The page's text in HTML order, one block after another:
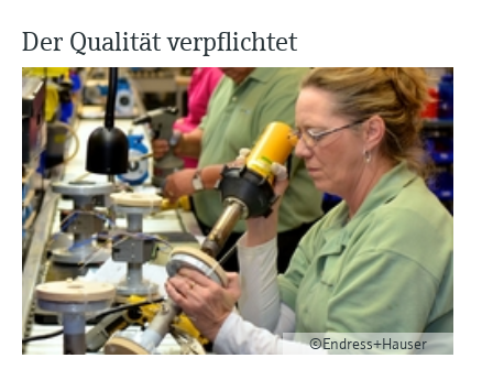
Ersatzteile anhand von Produktwurzel,
Bestellcode oder Seriennummer finden
Mikrowellentransmission
Memosens-Technologie
Alle ansehen
Der Qualität verpflichtet
©Endress+Hauser